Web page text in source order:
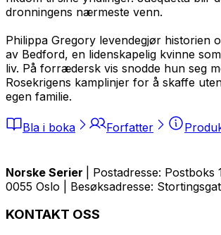
dronningens nærmeste venn.
Philippa Gregory levendegjør historien
av Bedford, en lidenskapelig kvinne
liv. På forrædersk vis snodde hun seg
Rosekrigens kamplinjer for å skaffe
egen familie.
Bla i boka Forfatter
Norske Serier
| Postadresse:
0055 Oslo | Besøksadresse:
KONTAKT OSS